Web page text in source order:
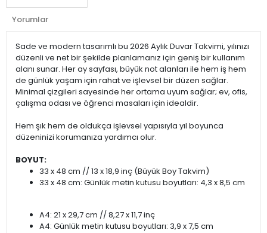
Yorumlar
Sade ve modern tasarımlı bu 2026 Aylık Duvar Takvimi, yılınızı
düzenli ve net bir şekilde planlamanız için geniş bir kullanım
alanı sunar. Her ay sayfası, büyük not alanları ile hem iş hem
de günlük yaşam için rahat ve işlevsel bir düzen sağlar.
Minimal çizgileri sayesinde her ortama uyum sağlar; ev, ofis,
çalışma odası ve öğrenci masaları için idealdir.
Hem şık hem de oldukça işlevsel yapısıyla yıl boyunca
düzeninizi korumanıza yardımcı olur.
BOYUT:
33 x 48 cm // 13 x 18,9 inç (Büyük Boy Takvim)
33 x 48 cm: Günlük metin kutusu boyutları: 4,3 x 8,5 cm
A4: 21 x 29,7 cm // 8,27 x 11,7 inç
A4: Günlük metin kutusu boyutları: 3,9 x 7,5 cm